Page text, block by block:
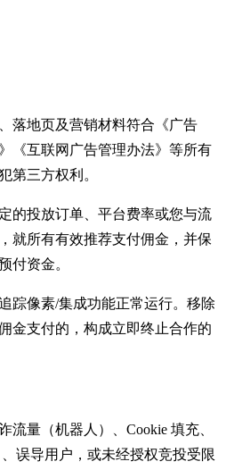
落地页及营销材料符合《广告
《互联网广告管理办法》等所有
第三方权利。
的投放订单、平台费率或您与流
就所有有效推荐支付佣金，并保
付资金。
踪像素/集成功能正常运行。移除
金支付的，构成立即终止合作的
流量（机器人）、Cookie 填充、
误导用户，或未经授权竞投受限